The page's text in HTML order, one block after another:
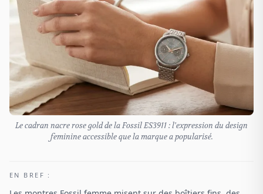
Le cadran nacre rose gold de la Fossil ES3911 : l'expression du design
feminine accessible que la marque a popularisé.
EN BREF :